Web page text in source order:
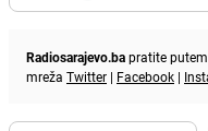
Radiosarajevo.bapratite
mreža Twitter | Facebook |